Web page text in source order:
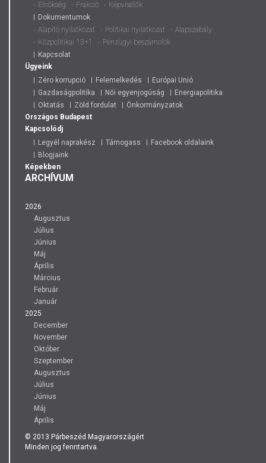
Elnökség
Frakció
Képviselők
Dokumentumok
Alapító nyilatkozat
Politikai nyilatkozat
Alapszabály
Közpolitikai 13+1
Pénzügyi beszámolók
Kapcsolat
Ügyeink
Zéro korrupció
Felemelkedés
Európai Unió
Gazdaságpolitika
Női egyenjogúság
Energiapolitika
Oktatás
Zöld fordulat
Önkormányzatok
Országos Budapest
Kapcsolódj
Legyél naprakész
Támogass
Facebook oldalaink
Blogjaink
Képekben
ARCHÍVUM
2026
Augusztus
Július
Június
Máj
Április
Március
Február
Január
2025
December
November
Október
Szeptember
Augusztus
Július
Június
Máj
Április
© 2013 Párbeszéd Magyarországért
Minden jog fenntartva.